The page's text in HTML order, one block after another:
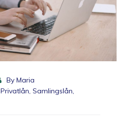
By Maria
Privatlån, Samlingslån,